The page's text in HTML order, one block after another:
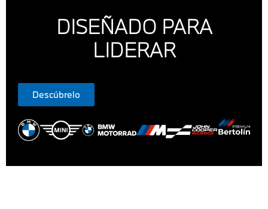
DISEÑADO PARA
LIDERAR
Descúbrelo